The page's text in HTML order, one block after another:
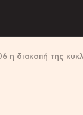
η διακοπή της